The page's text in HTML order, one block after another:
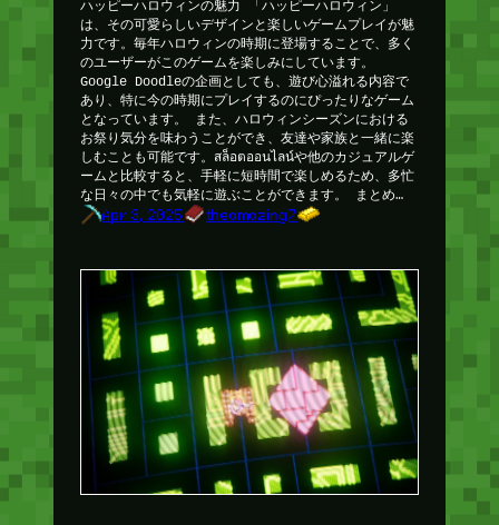
ハッピーハロウィンの魅力 「ハッピーハロウィン」
は、その可愛らしいデザインと楽しいゲームプレイが魅
力です。毎年ハロウィンの時期に登場することで、多く
のユーザーがこのゲームを楽しみにしています。
Google Doodleの企画としても、遊び心溢れる内容で
あり、特に今の時期にプレイするのにぴったりなゲーム
となっています。 また、ハロウィンシーズンにおける
お祭り気分を味わうことができ、友達や家族と一緒に楽
しむことも可能です。สล็อตออนไลน์や他のカジュアルゲ
ームと比較すると、手軽に短時間で楽しめるため、多忙
な日々の中でも気軽に遊ぶことができます。 まとめ…
Apr 3, 2025
theamazing7